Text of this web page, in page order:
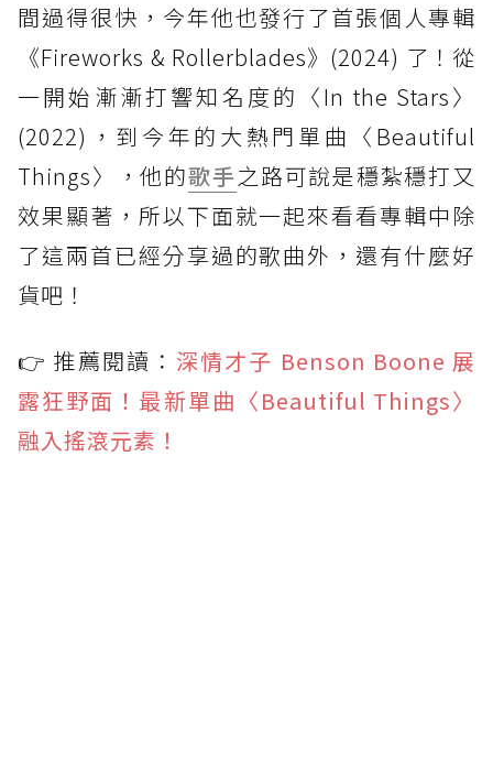
間過得很快，今年他也發行了首張個人專輯
《Fireworks & Rollerblades》(2024) 了！從
一開始漸漸打響知名度的〈In the Stars〉
(2022)，到今年的大熱門單曲〈Beautiful
Things〉，他的歌手之路可說是穩紮穩打又
效果顯著，所以下面就一起來看看專輯中除
了這兩首已經分享過的歌曲外，還有什麼好
貨吧！
👉 推薦閱讀： 深情才子 Benson Boone 展
露狂野面！最新單曲〈Beautiful Things〉
融入搖滾元素！